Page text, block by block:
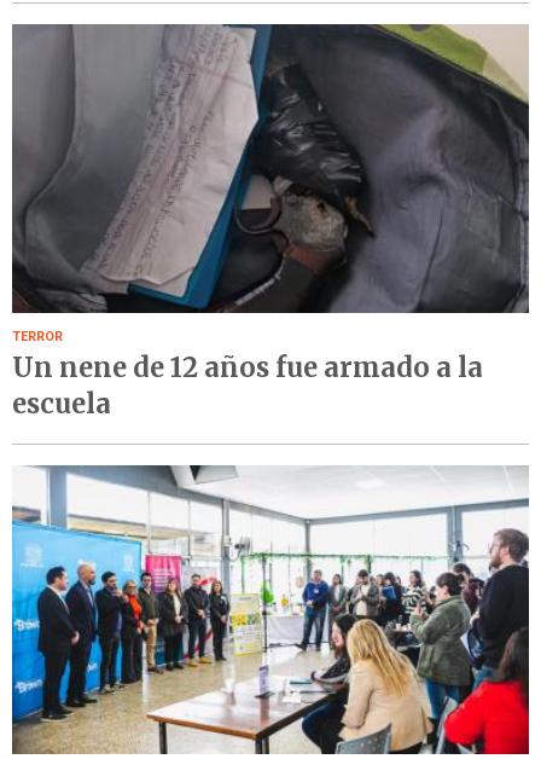
TERROR
Un nene de 12 años fue armado a la
escuela